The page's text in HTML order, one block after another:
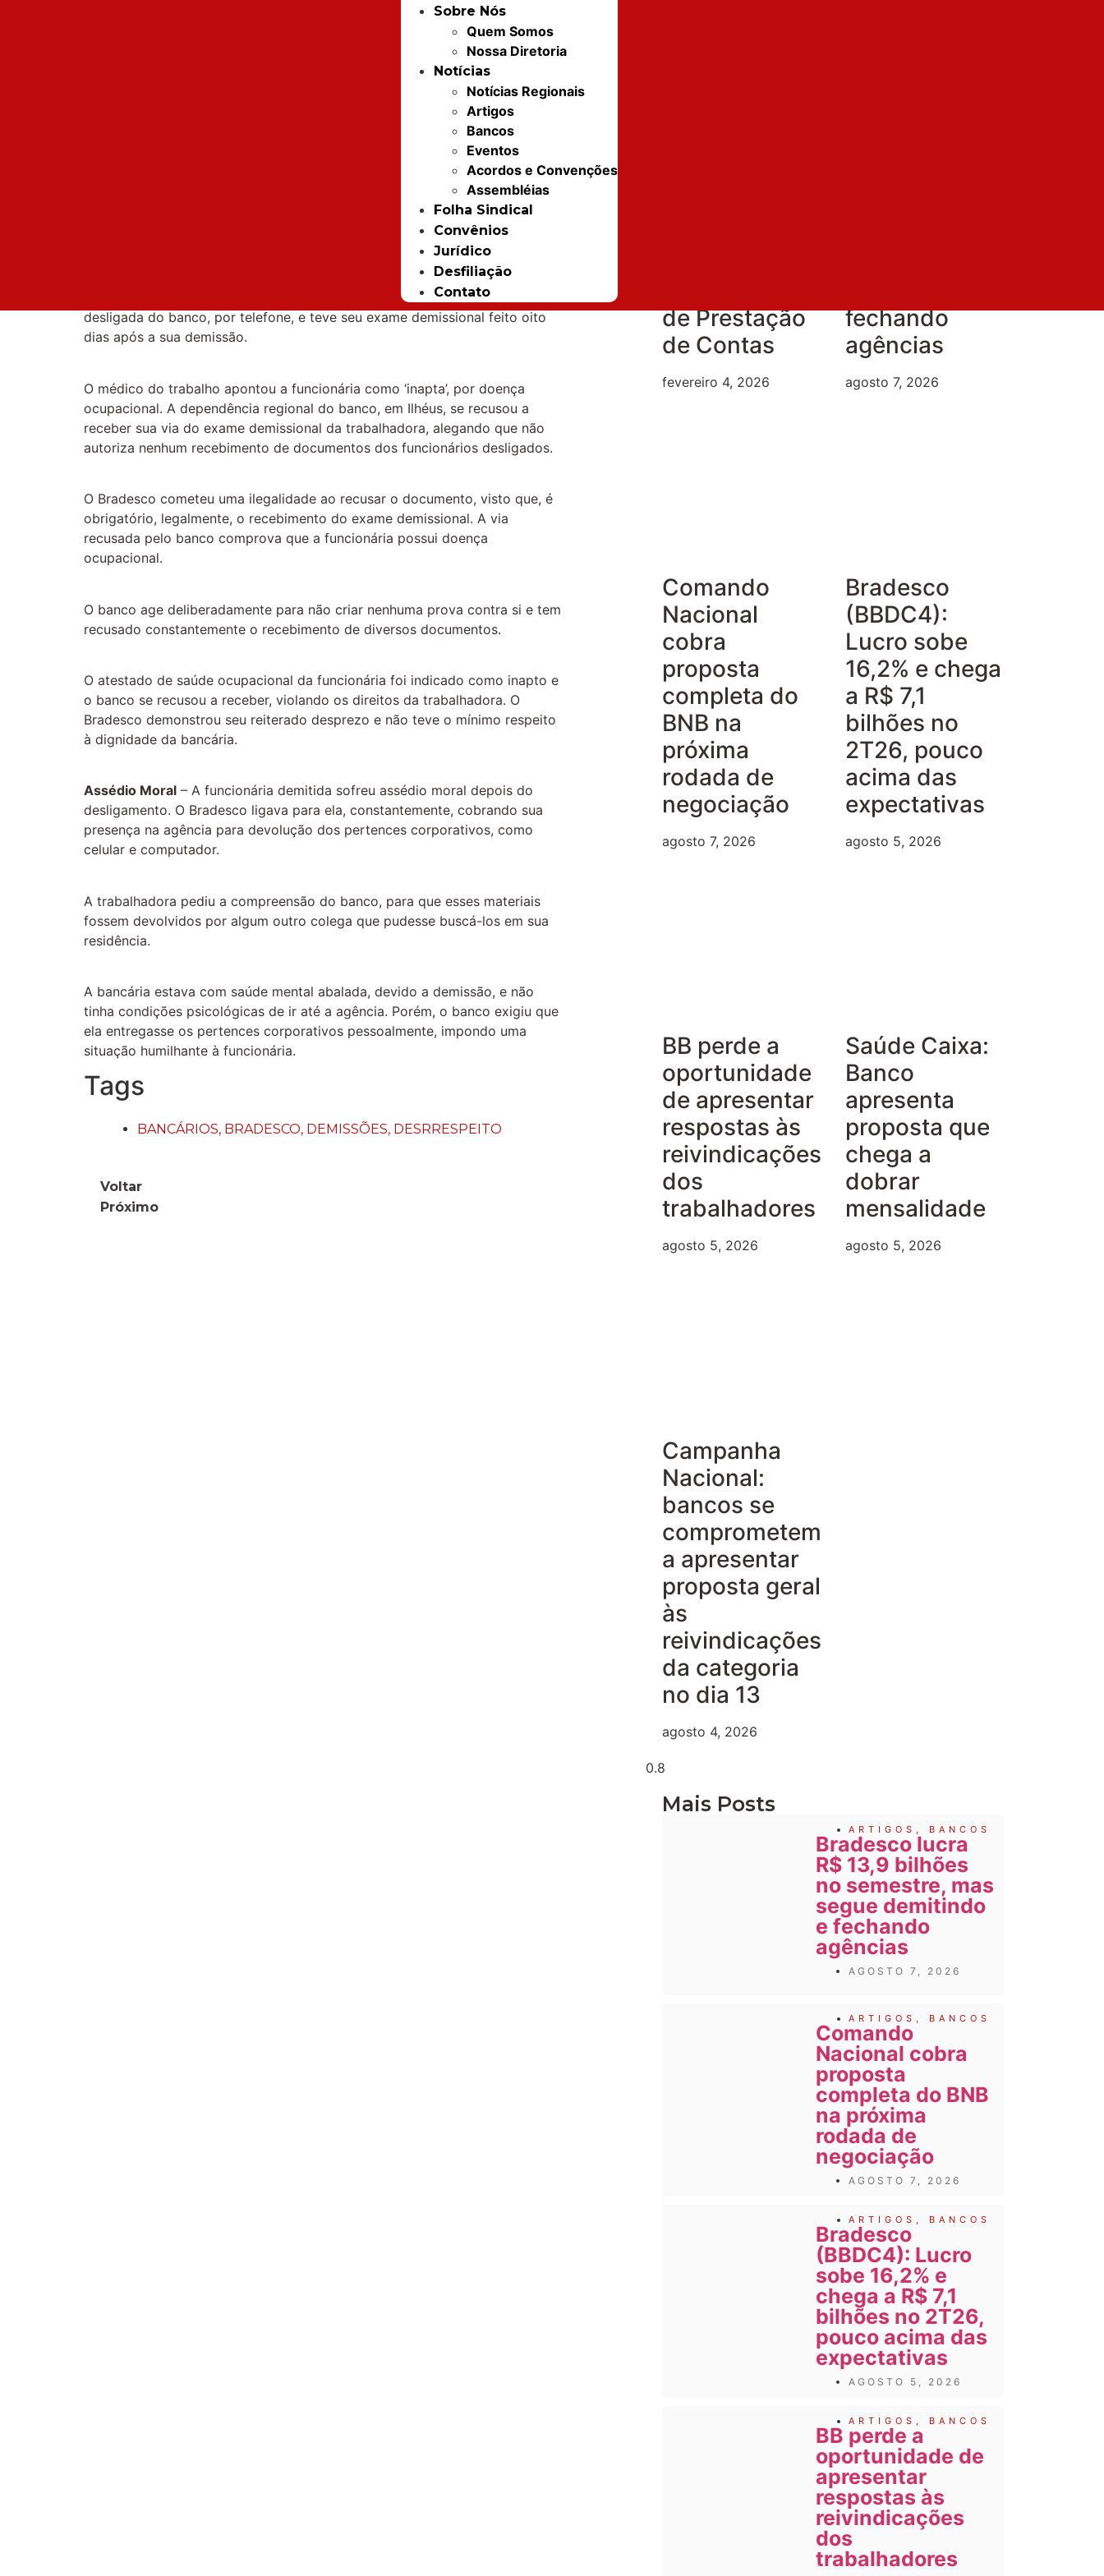
Sobre Nós
Quem Somos
Nossa Diretoria
Notícias
Notícias Regionais
Artigos
Bancos
Eventos
Acordos e Convenções
Assembléias
Folha Sindical
Convênios
Jurídico
Desfiliação
Contato
Bradesco desrespeita
funcionários demitidos
O Bradesco continua seus ataques aos funcionários demitidos, em plena
pandemia da Covid-19. O banco não tem respeitado o mínimo dos direitos
Uma funcionária, com 18 anos de serviços prestados ao Bradesco, foi
desligada do banco, por telefone, e teve seu exame demissional feito oito
dias após a sua demissão.
O médico do trabalho apontou a funcionária como ‘inapta’, por doença
ocupacional. A dependência regional do banco, em Ilhéus, se recusou a
receber sua via do exame demissional da trabalhadora, alegando que não
autoriza nenhum recebimento de documentos dos funcionários desligados.
O Bradesco cometeu uma ilegalidade ao recusar o documento, visto que, é
obrigatório, legalmente, o recebimento do exame demissional. A via
recusada pelo banco comprova que a funcionária possui doença
ocupacional.
O banco age deliberadamente para não criar nenhuma prova contra si e tem
recusado constantemente o recebimento de diversos documentos.
O atestado de saúde ocupacional da funcionária foi indicado como inapto e
o banco se recusou a receber, violando os direitos da trabalhadora. O
Bradesco demonstrou seu reiterado desprezo e não teve o mínimo respeito
à dignidade da bancária.
Assédio Moral – A funcionária demitida sofreu assédio moral depois do
desligamento. O Bradesco ligava para ela, constantemente, cobrando sua
presença na agência para devolução dos pertences corporativos, como
celular e computador.
A trabalhadora pediu a compreensão do banco, para que esses materiais
fossem devolvidos por algum outro colega que pudesse buscá-los em sua
residência.
A bancária estava com saúde mental abalada, devido a demissão, e não
tinha condições psicológicas de ir até a agência. Porém, o banco exigiu que
ela entregasse os pertences corporativos pessoalmente, impondo uma
situação humilhante à funcionária.
Tags
BANCÁRIOS, BRADESCO, DEMISSÕES, DESRRESPEITO
Voltar
Próximo
de Prestação
de Contas
fevereiro 4, 2026
fechando
agências
agosto 7, 2026
Comando
Nacional
cobra
proposta
completa do
BNB na
próxima
rodada de
negociação
agosto 7, 2026
Bradesco
(BBDC4):
Lucro sobe
16,2% e chega
a R$ 7,1
bilhões no
2T26, pouco
acima das
expectativas
agosto 5, 2026
BB perde a
oportunidade
de apresentar
respostas às
reivindicações
dos
trabalhadores
agosto 5, 2026
Saúde Caixa:
Banco
apresenta
proposta que
chega a
dobrar
mensalidade
agosto 5, 2026
Campanha
Nacional:
bancos se
comprometem
a apresentar
proposta geral
às
reivindicações
da categoria
no dia 13
agosto 4, 2026
Mais Posts
ARTIGOS BANCOS
Bradesco lucra
R$ 13,9 bilhões
no semestre, mas
segue demitindo
e fechando
agências
AGOSTO 7, 2026
ARTIGOS BANCOS
Comando
Nacional cobra
proposta
completa do BNB
na próxima
rodada de
negociação
AGOSTO 7, 2026
ARTIGOS BANCOS
Bradesco
(BBDC4): Lucro
sobe 16,2% e
chega a R$ 7,1
bilhões no 2T26,
pouco acima das
expectativas
AGOSTO 5, 2026
ARTIGOS BANCOS
BB perde a
oportunidade de
apresentar
respostas às
reivindicações
dos
trabalhadores